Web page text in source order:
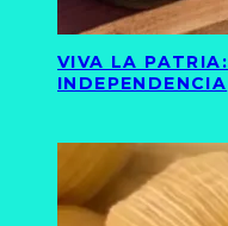
VIVA LA
INDEPENDENCIA